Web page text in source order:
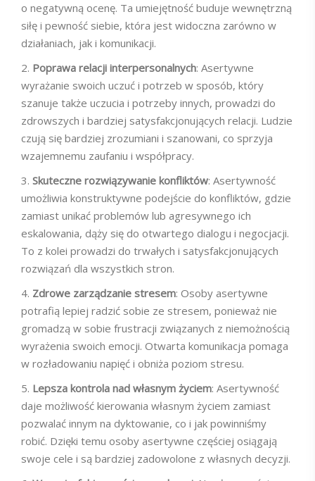
o negatywną ocenę. Ta umiejętność buduje wewnętrzną
siłę i pewność siebie, która jest widoczna zarówno w
działaniach, jak i komunikacji.
Poprawa relacji interpersonalnych: Asertywne
wyrażanie swoich uczuć i potrzeb w sposób, który
szanuje także uczucia i potrzeby innych, prowadzi do
zdrowszych i bardziej satysfakcjonujących relacji. Ludzie
czują się bardziej zrozumiani i szanowani, co sprzyja
wzajemnemu zaufaniu i współpracy.
Skuteczne rozwiązywanie konfliktów: Asertywność
umożliwia konstruktywne podejście do konfliktów, gdzie
zamiast unikać problemów lub agresywnego ich
eskalowania, dąży się do otwartego dialogu i negocjacji.
To z kolei prowadzi do trwałych i satysfakcjonujących
rozwiązań dla wszystkich stron.
Zdrowe zarządzanie stresem: Osoby asertywne
potrafią lepiej radzić sobie ze stresem, ponieważ nie
gromadzą w sobie frustracji związanych z niemożnością
wyrażenia swoich emocji. Otwarta komunikacja pomaga
w rozładowaniu napięć i obniża poziom stresu.
Lepsza kontrola nad własnym życiem: Asertywność
daje możliwość kierowania własnym życiem zamiast
pozwalać innym na dyktowanie, co i jak powinniśmy
robić. Dzięki temu osoby asertywne częściej osiągają
swoje cele i są bardziej zadowolone z własnych decyzji.